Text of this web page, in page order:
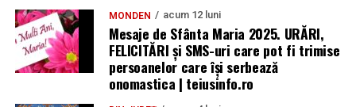
MONDEN acum 12 luni
Mesaje de Sfânta Maria 2025. URĂRI,
FELICITĂRI și SMS-uri care pot fi trimise
persoanelor care își serbează
onomastica | teiusinfo.ro